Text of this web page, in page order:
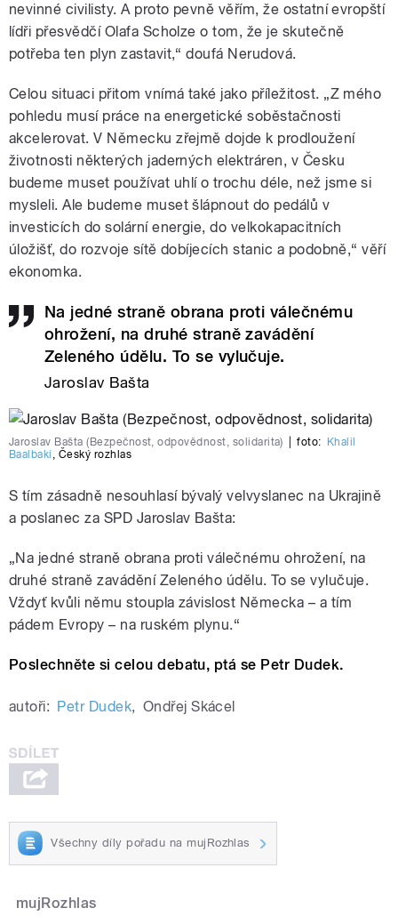
nevinné civilisty. A proto pevně věřím, že ostatní evropští
lídři přesvědčí Olafa Scholze o tom, že je skutečně
potřeba ten plyn zastavit,“ doufá Nerudová.
Celou situaci přitom vnímá také jako příležitost. „Z mého
pohledu musí práce na energetické soběstačnosti
akcelerovat. V Německu zřejmě dojde k prodloužení
životnosti některých jaderných elektráren, v Česku
budeme muset používat uhlí o trochu déle, než jsme si
mysleli. Ale budeme muset šlápnout do pedálů v
investicích do solární energie, do velkokapacitních
úložišť, do rozvoje sítě dobíjecích stanic a podobně,“ věří
ekonomka.
Na jedné straně obrana proti válečnému
ohrožení, na druhé straně zavádění
Zeleného údělu. To se vylučuje.
Jaroslav Bašta
Jaroslav Bašta (Bezpečnost, odpovědnost, solidarita) foto: Khalil
Baalbaki
Český rozhlas
S tím zásadně nesouhlasí bývalý velvyslanec na Ukrajině
a poslanec za SPD Jaroslav Bašta:
„Na jedné straně obrana proti válečnému ohrožení, na
druhé straně zavádění Zeleného údělu. To se vylučuje.
Vždyť kvůli němu stoupla závislost Německa – a tím
pádem Evropy– na ruském plynu.“
Poslechněte si celou debatu, ptá se Petr Dudek.
autoři: Petr Dudek, Ondřej Skácel
Všechny díly pořadu na mujRozhlas
mujRozhlas